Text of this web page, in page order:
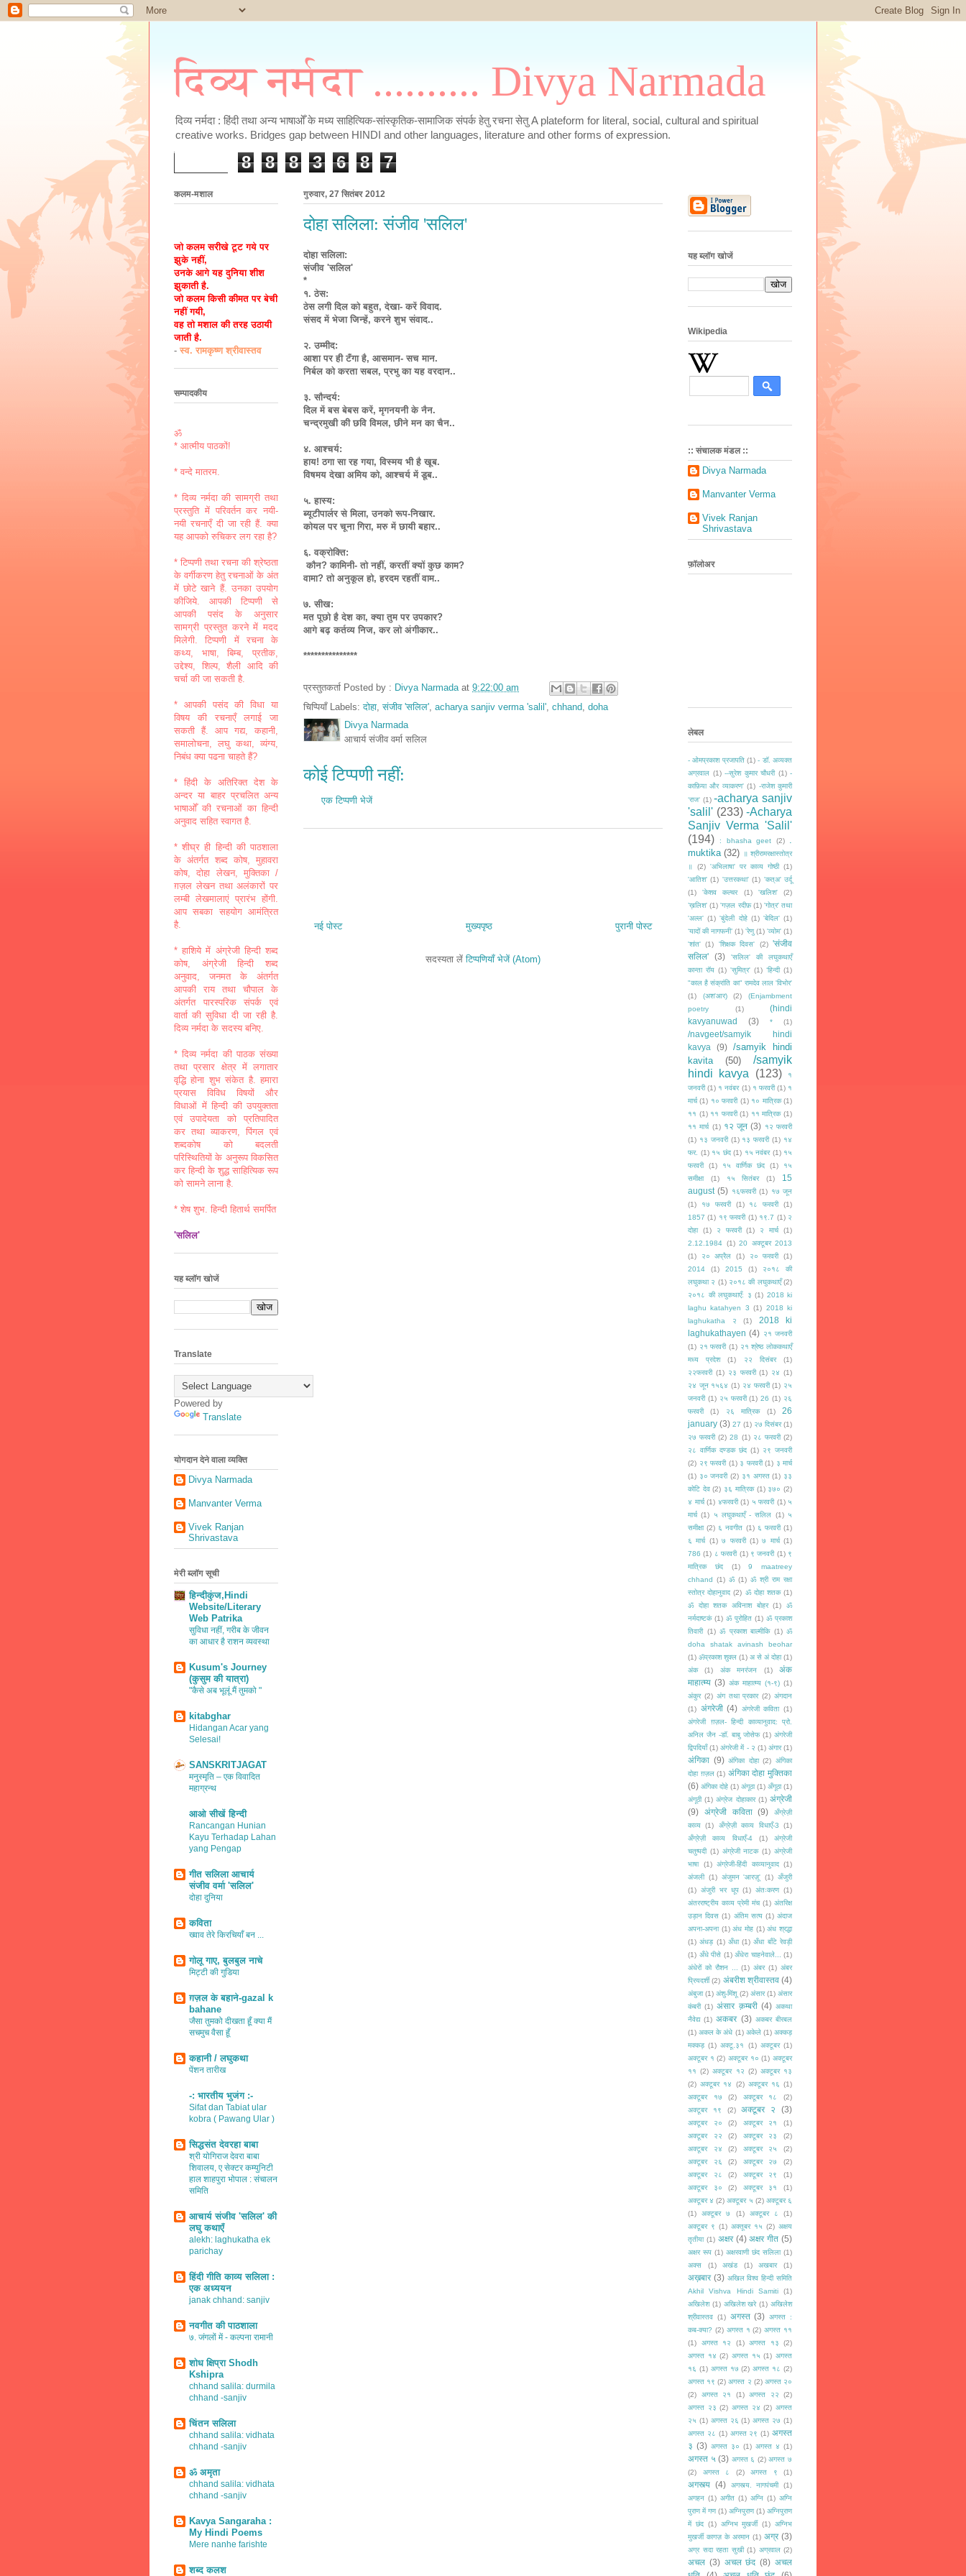
दिव्य नर्मदा .......... Divya Narmada
दिव्य नर्मदा : हिंदी तथा अन्य भाषाओँ के मध्य साहित्यिक-सांस्कृतिक-सामाजिक संपर्क हेतु रचना सेतु A plateform for literal, social, cultural and spiritual
creative works. Bridges gap between HINDI and other languages, literature and other forms of expression.
8 8 8 3 6 8 7
गुरुवार, 27 सितंबर 2012
दोहा सलिला: संजीव 'सलिल'
दोहा सलिला:
संजीव 'सलिल'
*
१. ठेस:
ठेस लगी दिल को बहुत, देखा- करें विवाद.
संसद में भेजा जिन्हें, करने शुभ संवाद..
२. उम्मीद:
आशा पर ही टँगा है, आसमान- सच मान.
निर्बल को करता सबल, प्रभु का यह वरदान..
३. सौन्दर्य:
दिल में बस बेबस करें, मृगनयनी के नैन.
चन्द्रमुखी की छवि विमल, छीने मन का चैन..
४. आश्चर्य:
हाय! ठगा सा रह गया, विस्मय भी है खूब.
विषमय देखा अमिय को, आश्चर्य में डूब..
५. हास्य:
ब्यूटीपार्लर से मिला, उनको रूप-निखार.
कोयल पर चूना गिरा, मरु में छायी बहार..
६. वक्रोक्ति:
कौन? कामिनी- तो नहीं, करतीं क्यों कुछ काम?
वामा? तो अनुकूल हो, हरदम रहतीं वाम..
७. सीख:
मत पूछो है देश का, क्या तुम पर उपकार?
आगे बढ़ कर्तव्य निज, कर लो अंगीकार..
***************
प्रस्तुतकर्ता Posted by : Divya Narmada at 9:22:00 am
चिप्पियाँ Labels:दोहा ,संजीव 'सलिल' acharya sanjiv verma 'salil' chhand doha
Divya Narmada
आचार्य संजीव वर्मा सलिल
कोई टिप्पणी नहीं:
एक टिप्पणी भेजें
नई पोस्ट पुरानी पोस्ट
मुख्यपृष्ठ
सदस्यता लेंटिप्पणियाँ भेजें (Atom)
कलम-मशाल
जो कलम सरीखे टूट गये पर
झुके नहीं,
उनके आगे यह दुनिया शीश
झुकाती है.
जो कलम किसी कीमत पर बेची
नहीं गयी,
वह तो मशाल की तरह उठायी
जाती है.
- स्व. रामकृष्ण श्रीवास्तव
सम्पादकीय
ॐ
* आत्मीय पाठकों!
* वन्दे मातरम.
* दिव्य नर्मदा की सामग्री तथा
प्रस्तुति में परिवर्तन कर नयी-
नयी रचनाएँ दी जा रही हैं. क्या
यह आपको रुचिकर लग रहा है?
* टिप्पणी तथा रचना की श्रेष्ठता
के वर्गीकरण हेतु रचनाओं के अंत
में छोटे खाने हैं. उनका उपयोग
कीजिये. आपकी टिप्पणी से
आपकी पसंद के अनुसार
सामग्री प्रस्तुत करने में मदद
मिलेगी. टिप्पणी में रचना के
कथ्य, भाषा, बिम्ब, प्रतीक,
उद्देश्य, शिल्प, शैली आदि की
चर्चा की जा सकती है.
* आपकी पसंद की विधा या
विषय की रचनाएँ लगाई जा
सकती हैं. आप गद्य, कहानी,
समालोचना, लघु कथा, व्यंग्य,
निबंध क्या पढना चाहते हैं?
* हिंदी के अतिरिक्त देश के
अन्दर या बाहर प्रचलित अन्य
भाषाओँ की रचनाओं का हिन्दी
अनुवाद सहित स्वागत है.
* शीघ्र ही हिन्दी की पाठशाला
के अंतर्गत शब्द कोष, मुहावरा
कोष, दोहा लेखन, मुक्तिका /
ग़ज़ल लेखन तथा अलंकारों पर
लम्बी लेखमालाएं प्रारंभ होंगी.
आप सबका सहयोग आमंत्रित
है.
* हाशिये में अंग्रेजी हिन्दी शब्द
कोष, अंग्रेजी हिन्दी शब्द
अनुवाद, जनमत के अंतर्गत
आपकी राय तथा चौपाल के
अंतर्गत पारस्परिक संपर्क एवं
वार्ता की सुविधा दी जा रही है.
दिव्य नर्मदा के सदस्य बनिए.
* दिव्य नर्मदा की पाठक संख्या
तथा प्रसार क्षेत्र में लगातार
वृद्धि होना शुभ संकेत है. हमारा
प्रयास विविध विषयों और
विधाओं में हिन्दी की उपयुक्तता
एवं उपादेयता को प्रतिपादित
कर तथा व्याकरण, पिंगल एवं
शब्दकोष को बदलती
परिस्थितियों के अनुरूप विकसित
कर हिन्दी के शुद्ध साहित्यिक रूप
को सामने लाना है.
* शेष शुभ. हिन्दी हितार्थ समर्पित
'सलिल'
यह ब्लॉग खोजें
Translate
Powered by
Translate
योगदान देने वाला व्यक्ति
Divya Narmada
Manvanter Verma
Vivek Ranjan
Shrivastava
मेरी ब्लॉग सूची
हिन्दीकुंज,Hindi
Website/Literary
Web Patrika
सुविधा नहीं, गरीब के जीवन
का आधार है राशन व्यवस्था
Kusum's Journey
(कुसुम की यात्रा)
"कैसे अब भूलूं मैं तुमको "
kitabghar
Hidangan Acar yang
Selesai!
SANSKRITJAGAT
मनुस्मृति – एक विवादित
महाग्रन्थ
आओ सीखें हिन्दी
Rancangan Hunian
Kayu Terhadap Lahan
yang Pengap
गीत सलिला आचार्य
संजीव वर्मा 'सलिल'
दोहा दुनिया
कविता
ख्वाव तेरे किरचियाँ बन ...
गोलू गाए, बुलबुल नाचे
मिट्टी की गुडिया
ग़ज़ल के बहाने-gazal k
bahane
जैसा तुमको दीखता हूँ क्या मैं
सचमुच वैसा हूँ
कहानी / लघुकथा
पेंशन तारीख
-: भारतीय भुजंग :-
Sifat dan Tabiat ular
kobra ( Pawang Ular )
सिद्धसंत देवरहा बाबा
श्री योगिराज देवरा बाबा
शिवालय, ए सेक्टर कम्युनिटी
हाल शाहपुरा भोपाल : संचालन
समिति
आचार्य संजीव 'सलिल' की
लघु कथाएँ
alekh: laghukatha ek
parichay
हिंदी गीति काव्य सलिला :
एक अध्ययन
janak chhand: sanjiv
नवगीत की पाठशाला
७. जंगलों में - कल्पना रामानी
शोध क्षिप्रा Shodh
Kshipra
chhand salila: durmila
chhand -sanjiv
चिंतन सलिला
chhand salila: vidhata
chhand -sanjiv
ॐ अमृता
chhand salila: vidhata
chhand -sanjiv
Kavya Sangaraha :
My Hindi Poems
Mere nanhe farishte
शब्द कलश
यह ब्लॉग खोजें
Wikipedia
:: संचालक मंडल ::
Divya Narmada
Manvanter Verma
Vivek Ranjan
Shrivastava
फ़ॉलोअर
लेबल
- ओमप्रकाश प्रजापति (1) - डॉ. अव्यक्त
अग्रवाल (1) --सुरेश कुमार चौधरी (1) -
काफ़िया और व्याकरण' (1) -राजेश कुमारी
‘राज‘ (1) -acharya sanjiv
'salil' (233) -Acharya
Sanjiv Verma 'Salil'
(194)
: bhasha geet (2)
muktika (32)
॥ श्रीरामरक्षास्तोत्र
॥
(2) 'अभिलाषा' पर काव्य गोष्ठी (1)
'आतिश' (1) 'उत्तरकथा' (1) 'कत्अ' उर्दू
(1)
'केशव कल्चर (1) 'खलिश'
(2)
’ख़लिश' (1) 'गज़ल रदीफ़ (1) 'गोत्र' तथा
'अल्ल' (1) 'बुंदेली दोहे (1) 'बेदिल' (1)
‘यादों की नागफनी’ (1) 'रेणु (1) 'व्योम' (1)
'शांत' (1) 'शिक्षक दिवस' (2) 'संजीव
सलिल'
(3)
'सलिल' की लघुकथाएँ
कान्ता रॉय (1) 'सुमित्र' (1) ‘हिन्दी (1)
"काल है संक्रांति का" रामदेव लाल 'विभोर'
(1)
(अश'आर) (2)
(Enjambment
poetry
(1)
(hindi
kavyanuwad
(3) * (1)
/navgeet/samyik hindi
kavya
(9)
/samyik hindi
kavita
(50)
/samyik
hindi kavya
(123)
१
जनवरी (1) १ नवंबर (1) १ फरवरी (1) १
मार्च (1) १० फरवरी (1) १० मात्रिक (1)
११ (1) ११ फरवरी (1) ११ मात्रिक (1)
११ मार्च (1) १२ जून (3) १२ फरवरी
(1) १३ जनवरी (1) १३ फरवरी (1) १४
फर. (1) १५ छंद (1) १५ नवंबर (1) १५
फरवरी
(1) १५ वार्णिक छंद (1)
१५
समीक्षा
(1) १५ सितंबर (1)
15
august (5) १६फरवरी (1) १७ जून
(1)
१७ फरवरी (1) १८ फरवरी
(1)
1857 (1) १९ फरवरी (1) १९.7 (1) २
दोहा
(1) २ फरवरी (1) २ मार्च
(1)
2.12.1984 (1) 20 अक्टूबर 2013
(1)
२० अप्रैल (1) २० फरवरी
(1)
2014
(1) 2015 (1)
२०१८ की
लघुकथा २ (1) २०१८ की लघुकथाएँ (2)
२०१८ की लघुकथाएँ: ३ (1) 2018 ki
laghu katahyen 3 (1) 2018 ki
laghukatha २
(1)
2018 ki
laghukathayen (4) २१ जनवरी
(1) २१ फरवरी (1) २१ श्रेष्ठ लोककथाएँ
मध्य प्रदेश
(1) २२ दिसंबर
(1)
२२फरवरी (1) २३ फरवरी (1) २४ (1)
२४ जून १५६४ (1) २४ फरवरी (1) २५
जनवरी (1) २५ फरवरी (1) 26 (1) २६
फरवरी
(1) २६ मात्रिक (1)
26
january (3) 27 (1) २७ दिसंबर (1)
२७ फरवरी (2) 28 (1) २८ फरवरी (2)
२८ वार्णिक दण्डक छंद (1) २९ जनवरी
(2) २९ फरवरी (1) ३ फरवरी (1) ३ मार्च
(1) ३० जनवरी (2) ३१ अगस्त (1) ३३
कोटि देव (2) ३६ मात्रिक (1) ३७० (2)
४ मार्च (1) ४फरवरी (1) ५ फरवरी (1) ५
मार्च (1) ५ लघुकथाएँ - सलिल (1) ५
समीक्षा (2) ६ नवगीत (1) ६ फरवरी (1)
६ मार्च (1) ७ फरवरी (1) ७ मार्च (1)
786 (1) ८ फरवरी (1) ९ जनवरी (1) ९
मात्रिक छंद
(1)
9 maatreey
chhand (1) ॐ (1) ॐ श्री राम रक्षा
स्तोत्र दोहानुवाद (2) ॐ दोहा शतक (1)
ॐ दोहा शतक अविनाश बोहर
(1)
ॐ
नर्मदाष्टकं (1) ॐ पुरोहित (1) ॐ प्रकाश
तिवारी (1) ॐ प्रकाश बाल्मीकि (1) ॐ
doha shatak avinash beohar
(1) ॐप्रकाश शुक्ल (1) अ से अं दोहा (1)
अंक
(1) अंक मनरंजन (1)
अंक
माहात्म्य (3) अंक माहात्म्य (१-९) (1)
अंकुर (2) अंग तथा प्रकार (2) अंगदान
(1) अंगरेजी (4) अंगरेजी कविता (1)
अंगरेजी ग़ज़ल- हिन्दी काव्यानुवाद: प्रो.
अनिल जैन -डॉ. बाबु जोसेफ (1) अंगरेजी
द्विपदियाँ (1) अंगरेजी में - २ (1) अंगार (1)
अंगिका (9) अंगिका दोहा (2) अंगिका
दोहा ग़ज़ल (1) अंगिका दोहा मुक्तिका
(6) अंगिका दोहे (1) अंगूठा (1) अँगूठा (1)
अंगूठी (1) अंग्रेज दोहाकार (1) अंग्रेजी
(9)
अंग्रेजी कविता (9)
अँग्रेज़ी
काव्य (1) अँग्रेज़ी काव्य विधाएँ-3
(1)
अँग्रेज़ी काव्य विधाएँ-4
(1)
अंग्रेजी
चतुष्पदी (1) अंग्रेजी नाटक (1) अंग्रेजी
भाषा
(1) अंग्रेजी-हिंदी काव्यानुवाद (1)
अंजली (1) अंजुमन 'आरज़ू' (1) अँजुरी
(1) अंजुरी भर धूप (1) अंतःकरण (1)
अंतरराष्ट्रीय काव्य प्रेमी मंच (1) अंतरिक्ष
उड़ान दिवस (1) अंतिम सत्य (1) अंदाज
अपना-अपना (1) अंध मोह (1) अंध श्रद्धा
(1) अंधड़ (1) अँधा (1) अँधा बाँटे रेवड़ी
(1) अँधे पीसे (1) अँधेरा चाहनेवाले...
(1)
अंधेरों को रौशन ...
(1) अंबर (1) अंबर
प्रियदर्शी (2) अंबरीश श्रीवास्तव (4)
अंबुजा (1) अंशु-मिंशू (2) अंसार (1) अंसार
कंबरी (1) अंसार क़म्बरी (4) अकथा
नैवेद्य (1) अकबर (3) अकबर बीरबल
(1) अकल के अंधे (1) अकेले (1) अक्कड़
मक्कड़ (1) अक्टू.३१ (1) अक्टूबर (1)
अक्टूबर १ (2) अक्टूबर १० (1) अक्टूबर
११ (2) अक्टूबर १२ (2) अक्टूबर १३
(2) अक्टूबर १४ (2) अक्टूबर १६ (1)
अक्टूबर १७
(2) अक्टूबर १८
(2)
अक्टूबर १९
(2) अक्टूबर २ (3)
अक्टूबर २० (2) अक्टूबर २१
(1)
अक्टूबर २२
(2) अक्टूबर २३
(2)
अक्टूबर २४
(2) अक्टूबर २५
(2)
अक्टूबर २६
(2) अक्टूबर २७
(2)
अक्टूबर २८
(2) अक्टूबर २९
(1)
अक्टूबर ३०
(2) अक्टूबर ३१
(1)
अक्टूबर ४ (2) अक्टूबर ५ (2) अक्टूबर ६
(1)
अक्टूबर ७ (1) अक्टूबर ८
(1)
अक्टूबर ९ (1) अक्तूबर १५ (2) अक्षय
तृतीया (1) अक्षर (4) अक्षर गीत (5)
अक्षर रूप (1) अक्षरवाणी छंद सलिला (1)
अक्स
(1) अखंड (1) अखबार (1)
अख़बार (3) अखिल विश्व हिन्दी समिति
Akhil Vishva Hindi Samiti
(1)
अखिलेश (1) अखिलेश खरे (1) अखिलेश
श्रीवास्तव (1) अगस्त (3) अगस्त :
कब-क्या? (2) अगस्त १ (2) अगस्त ११
(1)
अगस्त १२ (1) अगस्त १३
(2)
अगस्त १४ (2) अगस्त १५ (1) अगस्त
१६ (1) अगस्त १७ (2) अगस्त १८ (2)
अगस्त १९ (2) अगस्त २ (2) अगस्त २०
(2)
अगस्त २१ (1) अगस्त २२
(2)
अगस्त २३ (2) अगस्त २४ (2) अगस्त
२५ (1) अगस्त २६ (1) अगस्त २७ (1)
अगस्त २८ (1) अगस्त २९ (1) अगस्त
३ (3) अगस्त ३० (1) अगस्त ४ (1)
अगस्त ५ (3) अगस्त ६ (2) अगस्त ७
(2)
अगस्त ८ (2) अगस्त ९ (1)
अगस्त्य (4) अगस्त्य. नागपंचमी
(1)
अगहन (1) अगीत (1) अग्नि (1) अग्नि
पुराण में गण (1) अग्निपुराण (1) अग्निपुराण
में छंद (1) अग्निभ मुखर्जी (1) अग्निभ
मुखर्जी कागज़ के अरमान (1) अग्र (3)
अग्र सदा रहता सुखी (1) अग्रवाल (2)
अचल (3) अचल छंद (8) अचल